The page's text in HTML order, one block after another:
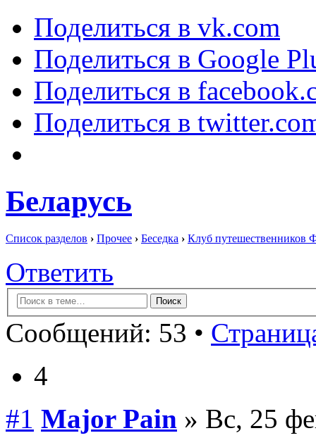
Поделиться в vk.com
Поделиться в Google
Поделиться в
Поделиться в
Беларусь
Список разделов › Прочее › Беседка › Клуб путешественников
Ответить
Сообщений: 53 •
4
#1 Major Pain » Вс, 25